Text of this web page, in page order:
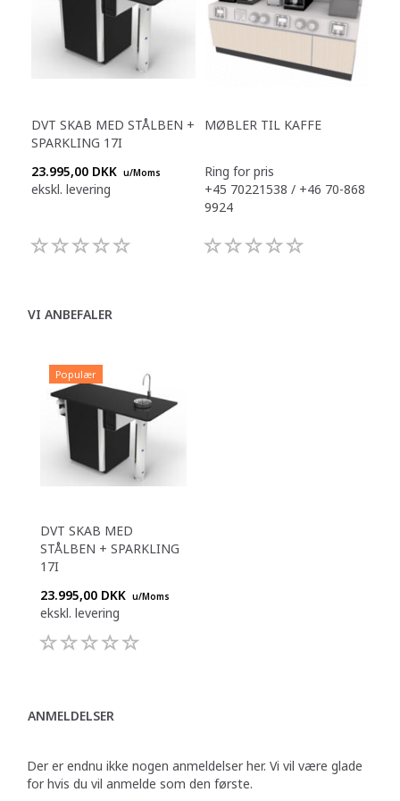
DVT SKAB MED STÅLBEN +
SPARKLING 17I
23.995,00 DKK u/Moms
ekskl. levering
MØBLER TIL KAFFE
Ring for pris
+45 70221538 / +46 70-868
9924
VI ANBEFALER
Populær
DVT SKAB MED
STÅLBEN + SPARKLING
17I
23.995,00 DKK u/Moms
ekskl. levering
ANMELDELSER
Der er endnu ikke nogen anmeldelser her. Vi vil være glade
for hvis du vil anmelde som den første.